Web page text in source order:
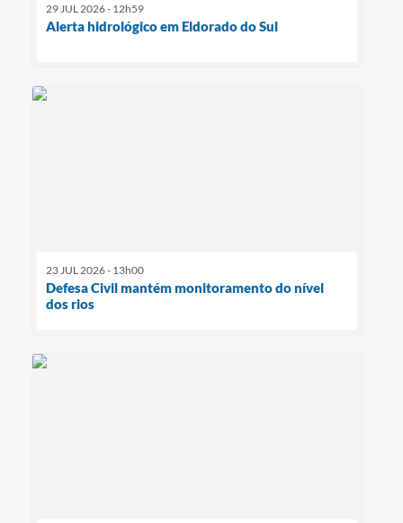
29 JUL 2026 - 12h59
Alerta hidrológico em Eldorado do Sul
23 JUL 2026 - 13h00
Defesa Civil mantém monitoramento do nível
dos rios